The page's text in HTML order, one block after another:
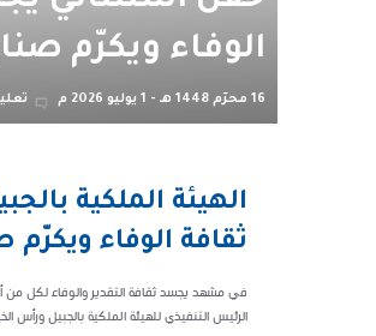
الوفاء ويكرّم
16 محرّم 1448 هـ - 1 يوليو 2026 م
الهيئة الملكية
ثقافة الوفاء ويكرّم
في مشهد يجسد ثقافة التقدير والوفاء لكل من
الرئيس التنفيذي للهيئة الملكية بالجبيل ورأس